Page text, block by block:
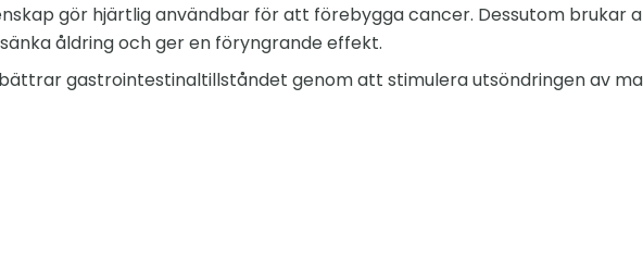
gör hjärtlig användbar för att förebygga cancer. Dessutom brukar
åldring och ger en föryngrande effekt.
gastrointestinaltillståndet genom att stimulera utsöndringen av